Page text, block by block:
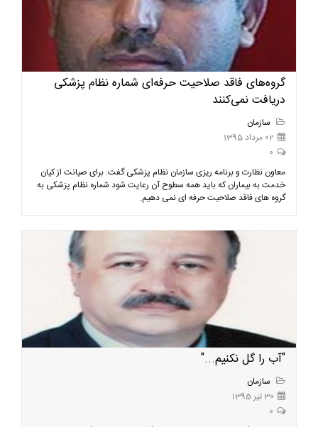
گروه‌های فاقد صلاحیت حرفه‌ای شماره نظام پزشکی
دریافت نمی‌کنند
سازمان
02 مرداد 1395
0
معاون نظارت و برنامه ریزی سازمان نظام پزشکی گفت: برای صیانت از کیان
خدمت به بیماران که باید همه سطوح آن رعایت شود شماره نظام پزشکی به
گروه های فاقد صلاحیت حرفه ای نمی دهیم.
"آب را گل نکنیم..."
سازمان
30 تیر 1395
0